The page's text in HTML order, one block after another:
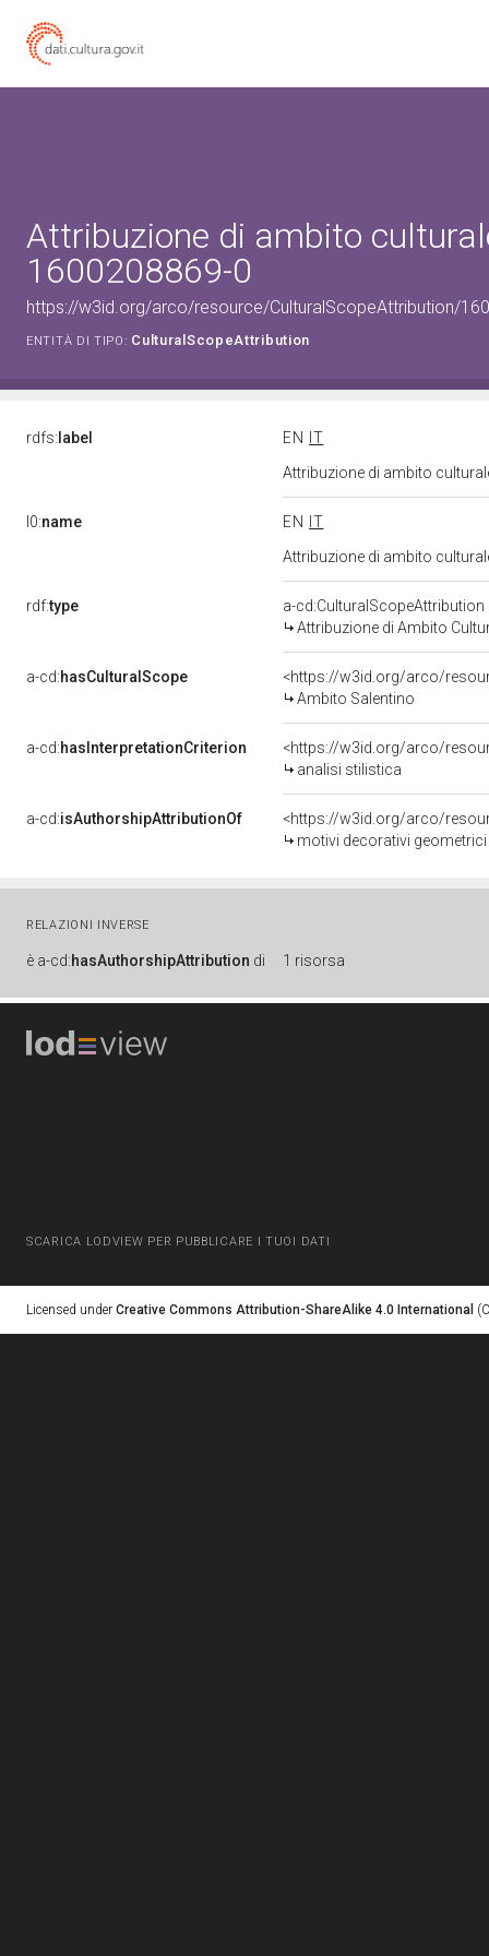
Attribuzione di ambito
1600208869-0
https://w3id.org/arco/resource/CulturalScopeAttribution/
ENTITÀ DI TIPO: CulturalScopeAttribution
rdfs: label EN
IT
Attribuzione di ambito
l0:name EN
IT
Attribuzione di ambito
rdf:type
a-cd:CulturalScopeAttribution
Attribuzione di Ambito
a-cd:hasCulturalScope
<https://w3id.org/arco/
Ambito Salentino
a-cd:hasInterpretationCriterion
<https://w3id.org/arco/
analisi stilistica
a-cd:isAuthorshipAttributionOf
<https://w3id.org/arco/
motivi decorativi geometrici e
RELAZIONI INVERSE
è a-cd:hasAuthorshipAttribution di 1 risorsa
SCARICA LODVIEW PER PUBBLICARE I TUOI DATI
Licensed under Creative Commons Attribution-ShareAlike 4.0 International